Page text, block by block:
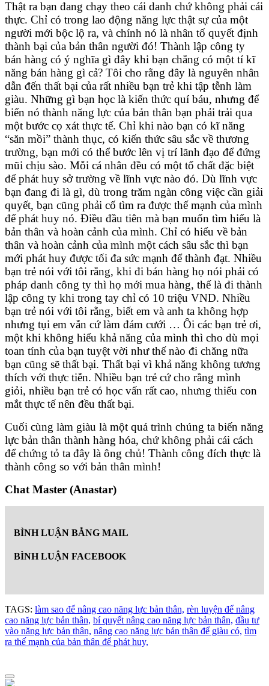
Thật ra bạn đang chạy theo cái danh chứ không phải cái
thực. Chỉ có trong lao động năng lực thật sự của một
người mới bộc lộ ra, và chính nó là nhân tố quyết định
thành bại của bản thân người đó! Thành lập công ty
bán hàng có ý nghĩa gì đây khi bạn chẳng có một tí kĩ
năng bán hàng gì cả? Tôi cho rằng đây là nguyên nhân
dẫn đến thất bại của rất nhiều bạn trẻ khi tập tễnh làm
giàu. Những gì bạn học là kiến thức quí báu, nhưng để
biến nó thành năng lực của bản thân bạn phải trải qua
một bước cọ xát thực tế. Chỉ khi nào bạn có kĩ năng
“săn mồi” thành thục, có kiến thức sâu sắc về thương
trường, bạn mới có thể bước lên vị trí lãnh đạo để đứng
mũi chịu sào. Mỗi cá nhân đều có một tố chất đặc biệt
để phát huy sở trường về lĩnh vực nào đó. Dù lĩnh vực
bạn đang đi là gì, dù trong trăm ngàn công việc cần giải
quyết, bạn cũng phải cố tìm ra được thế mạnh của mình
để phát huy nó. Điều đầu tiên mà bạn muốn tìm hiểu là
bản thân và hoàn cảnh của mình. Chỉ có hiểu về bản
thân và hoàn cảnh của mình một cách sâu sắc thì bạn
mới phát huy được tối đa sức mạnh để thành đạt. Nhiều
bạn trẻ nói với tôi rằng, khi đi bán hàng họ nói phải có
pháp danh công ty thì họ mới mua hàng, thế là đi thành
lập công ty khi trong tay chỉ có 10 triệu VND. Nhiều
bạn trẻ nói với tôi rằng, biết em và anh ta không hợp
nhưng tụi em vẫn cứ làm đám cưới … Ôi các bạn trẻ ơi,
một khi không hiểu khả năng của mình thì cho dù mọi
toan tính của bạn tuyệt vời như thế nào đi chăng nữa
bạn cũng sẽ thất bại. Thất bại vì khả năng không tương
thích với thực tiễn. Nhiều bạn trẻ cứ cho rằng mình
giỏi, nhiều bạn trẻ có học vấn rất cao, nhưng thiếu con
mắt thực tế nên đều thất bại.
Cuối cùng làm giàu là một quá trình chúng ta biến năng
lực bản thân thành hàng hóa, chứ không phải cái cách
để chứng tỏ ta đây là ông chủ! Thành công đích thực là
thành công so với bản thân mình!
Chat Master (Anastar)
BÌNH LUẬN BẰNG MAIL
BÌNH LUẬN FACEBOOK
TAGS: làm sao để nâng cao năng lực bản thân, rèn luyện để nâng
cao năng lực bản thân, bí quyết nâng cao năng lực bản thân, đầu tư
vào năng lực bản thân, nâng cao năng lực bản thân để giàu có, tìm
ra thế mạnh của bản thân để phát huy,